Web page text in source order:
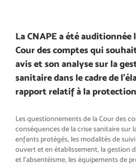
La CNAPE a été auditionnée
Cour des comptes qui
avis et son analyse sur la
sanitaire dans le cadre de
rapport relatif à la protection
Les questionnements de la Cour des
conséquences de la crise sanitaire sur
enfants protégés, les modalités de
ouvert et en établissement, la gestion
et l’absentéisme, les équipements de